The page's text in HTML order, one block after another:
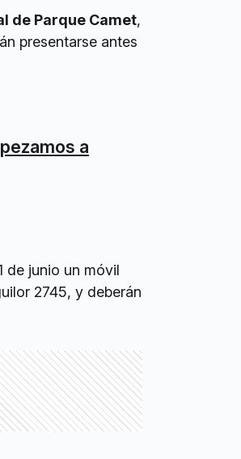
de Parque Camet,
presentarse antes
a
de junio un móvil
2745, y deberán